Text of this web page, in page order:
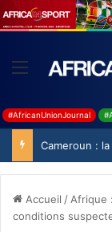
#AfricanUnionJournal
Accueil / Afrique
conditions